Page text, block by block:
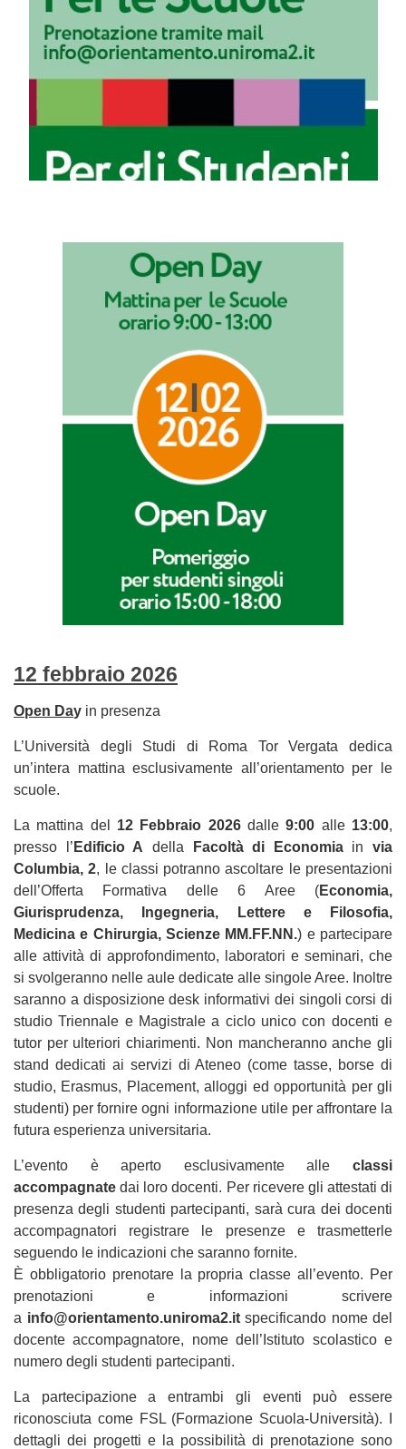
12 febbraio 2026
Open Day in presenza
L’Università degli Studi di Roma Tor Vergata dedica
un’intera mattina esclusivamente all’orientamento per le
scuole.
La mattina del 12 Febbraio 2026dalle9:00 alle13:00,
presso l’ Edificio A della Facoltà di Economia in via
Columbia, 2, le classi potranno ascoltare le presentazioni
dell’Offerta Formativa delle 6 Aree (Economia,
Giurisprudenza, Ingegneria, Lettere e Filosofia,
Medicina e Chirurgia, Scienze MM.FF.NN.) e partecipare
alle attività di approfondimento, laboratori e seminari, che
si svolgeranno nelle aule dedicate alle singole Aree. Inoltre
saranno a disposizione desk informativi dei singoli corsi di
studio Triennale e Magistrale a ciclo unico con docenti e
tutor per ulteriori chiarimenti. Non mancheranno anche gli
stand dedicati ai servizi di Ateneo (come tasse, borse di
studio, Erasmus, Placement, alloggi ed opportunità per gli
studenti) per fornire ogni informazione utile per affrontare la
futura esperienza universitaria.
L’evento è aperto esclusivamente alle classi
accompagnate dai loro docenti. Per ricevere gli attestati di
presenza degli studenti partecipanti, sarà cura dei docenti
accompagnatori registrare le presenze e trasmetterle
seguendo le indicazioni che saranno fornite.
È obbligatorio prenotare la propria classe all’evento. Per
prenotazioni e informazioni scrivere
a info@orientamento.uniroma2.itspecificando nome del
docente accompagnatore, nome dell’Istituto scolastico e
numero degli studenti partecipanti.
La partecipazione a entrambi gli eventi può essere
riconosciuta come FSL (Formazione Scuola-Università). I
dettagli dei progetti e la possibilità di prenotazione sono